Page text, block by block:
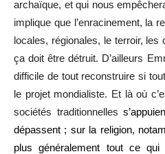
archaïque, et qui nous
implique que l’enracinement, la
locales, régionales, le terroir, les
ça doit être détruit. D’ailleurs
difficile de tout reconstruire si
le projet mondialiste. Et là où
sociétés traditionnelles
dépassent ; sur la religion,
plus généralement tout ce